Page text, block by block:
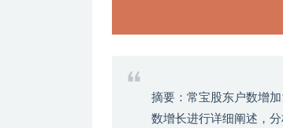
摘要：常宝股东户数增
数增长进行详细阐述，分